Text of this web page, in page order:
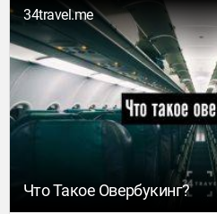
еще и послушать про
достойных подкастов, в
о городах,
соло-трипах, эмиграции и
стране. Жми на play!
34travel.me
Что Такое Овербукинг?